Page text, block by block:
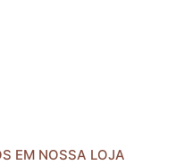
EM NOSSA LOJA